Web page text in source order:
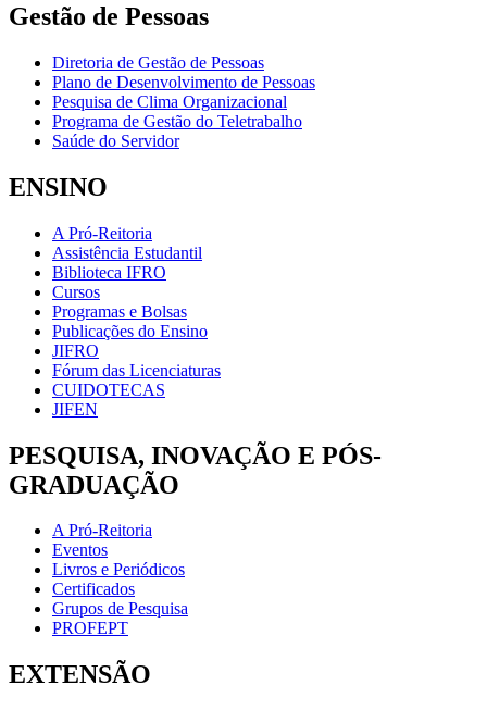
Gestão de Pessoas
Diretoria de Gestão de Pessoas
Plano de Desenvolvimento de Pessoas
Pesquisa de Clima Organizacional
Programa de Gestão do Teletrabalho
Saúde do Servidor
ENSINO
A Pró-Reitoria
Assistência Estudantil
Biblioteca IFRO
Cursos
Programas e Bolsas
Publicações do Ensino
JIFRO
Fórum das Licenciaturas
CUIDOTECAS
JIFEN
PESQUISA, INOVAÇÃO E PÓS-
GRADUAÇÃO
A Pró-Reitoria
Eventos
Livros e Periódicos
Certificados
Grupos de Pesquisa
PROFEPT
EXTENSÃO